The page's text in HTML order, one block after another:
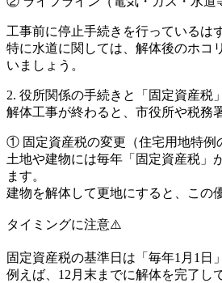
工事前に停止手続きを行っているは
特に水道に関しては、解体後のホコ
いましょう。
2. 役所関係の手続きと「固定資産税
解体工事が終わると、市役所や税務
① 固定資産税の変更（住宅用地特例
土地や建物には毎年「固定資産税」
ます。
建物を解体して更地にすると、この
タイミングに注意⚠️
固定資産税の基準日は「毎年1月1日
例えば、12月末までに解体を完了し